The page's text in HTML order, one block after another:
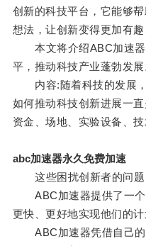
创新的科技平台，它能够
想法，让创新变得更加有趣
本文将介绍ABC加速器
平，推动科技产业蓬勃发展
内容:随着科技的发展，
如何推动科技创新进展一
资金、场地、实验设备、
abc加速器永久免费加速
这些困扰创新者的问题
ABC加速器提供了一个
更快、更好地实现他们的
ABC加速器凭借自己的